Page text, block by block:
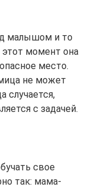
малышом и то
этот момент она
место.
не может
случается,
с задачей.
свое
так: мама-